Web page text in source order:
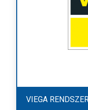
VIEGA